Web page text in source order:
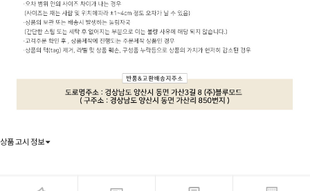
상품 고시 정보